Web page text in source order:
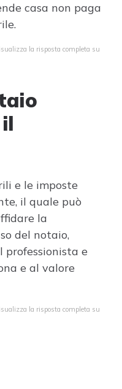
casa non paga
la risposta completa su
e le imposte
il quale può
la
del notaio,
professionista e
e al valore
la risposta completa su